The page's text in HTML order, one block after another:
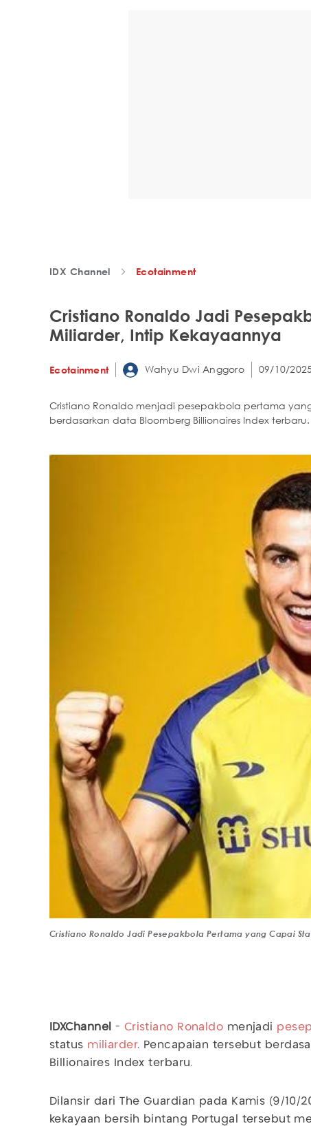
IDX Channel Ecotainment
Cristiano Ronaldo Jadi
Miliarder, Intip Kekayaannya
Ecotainment Wahyu Dwi Anggoro 09/10/
Cristiano Ronaldo menjadi pesepakbola pertama
berdasarkan data Bloomberg Billionaires Index terbaru.
Cristiano Ronaldo Jadi Pesepakbola Pertama yang Capai
IDXChannel - Cristiano Ronaldo menjadi
status miliarder. Pencapaian tersebut
Billionaires Index terbaru.
Dilansir dari The Guardian pada Kamis (9/10/
kekayaan bersih bintang Portugal tersebut